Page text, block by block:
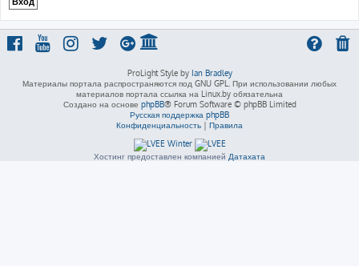
ProLight Style by Ian Bradley
Материалы портала распространяются под GNU GPL. При использовании любых
материалов портала ссылка на Linux.by обязательна
Создано на основе phpBB® Forum Software © phpBB Limited
Русская поддержка phpBB
Конфиденциальность | Правила
Хостинг предоставлен компанией Датахата